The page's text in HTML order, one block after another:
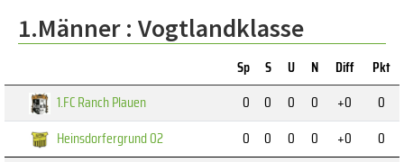
1.Männer : Vogtlandklasse
Sp S U N Diff
Pkt
1.FC Ranch Plauen
0 0 0 0 +0
0
Heinsdorfergrund 02
0 0 0 0 +0
0